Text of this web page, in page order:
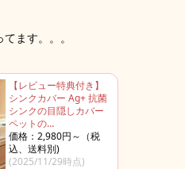
ます。。。
【レビュー特典付き】
シンクカバー Ag+ 抗菌
シンクの目隠しカバー
ペットの…
価格：2,980円～（税
込、送料別)
(2025/11/29時点)